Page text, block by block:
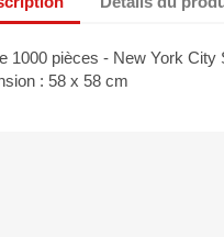
1000 pièces - New York City
: 58 x 58 cm